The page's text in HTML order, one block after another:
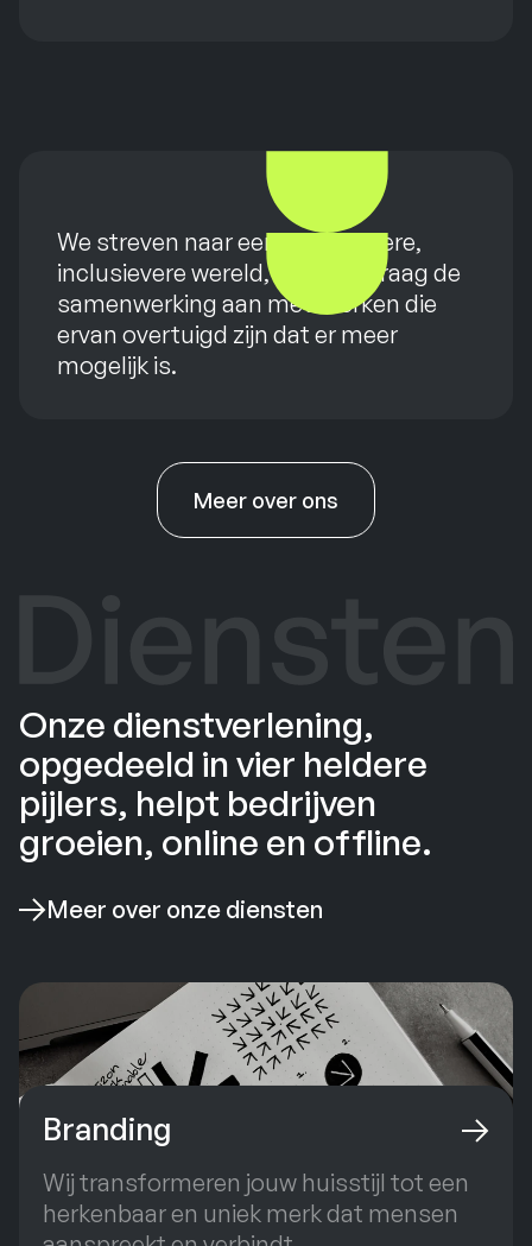
We streven naar een duurzamere,
inclusievere wereld, en gaan graag de
samenwerking aan met merken die
ervan overtuigd zijn dat er meer
mogelijk is.
Meer over ons
Onze dienstverlening,
opgedeeld in vier heldere
pijlers, helpt bedrijven
groeien, online en offline.
Meer over onze diensten
Branding
Wij transformeren jouw huisstijl tot een
herkenbaar en uniek merk dat mensen